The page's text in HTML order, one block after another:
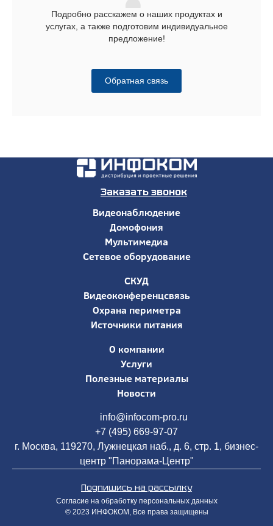
Подробно расскажем о наших продуктах и
услугах, а также подготовим индивидуальное
предложение!
Обратная связь
Заказать звонок
Видеонаблюдение
Домофония
Мультимедиа
Сетевое оборудование
СКУД
Видеоконференцсвязь
Охрана периметра
Источники питания
О компании
Услуги
Полезные материалы
Новости
info@infocom-pro.ru
+7 (495) 669-97-07
г. Москва, 119270, Лужнецкая наб., д. 6, стр. 1, бизнес-
центр "Панорама-Центр"
Подпишись на рассылку
Согласие на обработку персональных данных
© 2023 ИНФОКОМ, Все права защищены